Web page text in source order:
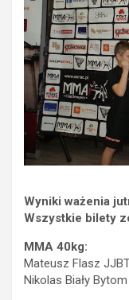
Wyniki ważenia
Wszystkie bilety
MMA 40kg:
Mateusz Flasz
Nikolas Biały